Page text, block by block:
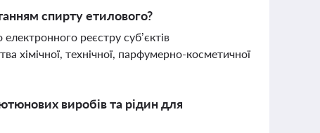
спирту етилового?
реєстру суб’єктів
хімічної, технічної, парфумерно-косметичної
виробів та рідин для